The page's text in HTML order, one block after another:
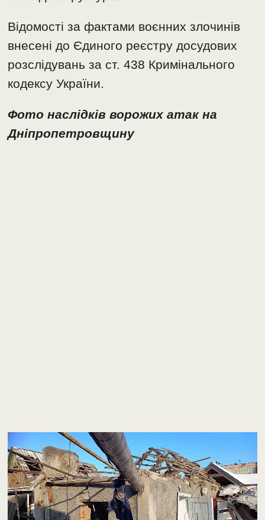
Відомості за фактами воєнних злочинів
внесені до Єдиного реєстру досудових
розслідувань за ст. 438 Кримінального
кодексу України.
Фото наслідків ворожих атак на
Дніпропетровщину